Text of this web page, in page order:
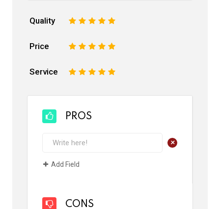
Quality 5
4
3
2
Price 5
4
3
2
Service 5
4
3
2
PROS
+
Add Field
CONS